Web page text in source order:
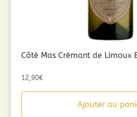
Côté Mas Crémant de Limoux
12,90€
Ajouter au